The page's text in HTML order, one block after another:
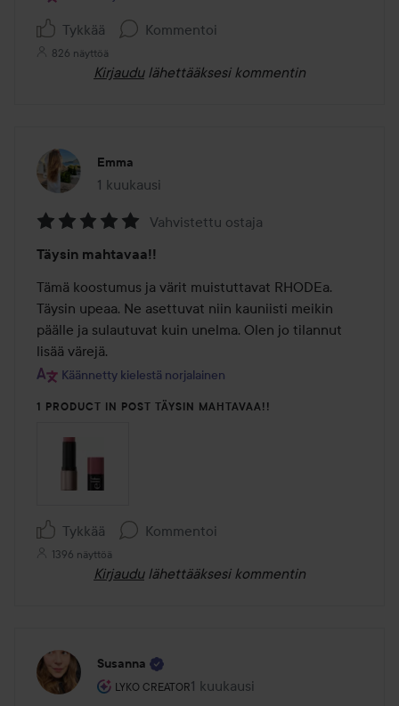
Tykkää Kommentoi
826 näyttöä
Kirjaudu lähettääksesi kommentin
Emma
1 kuukausi
Viesti luotiin 1 kuukausi
5
/
5
Vahvistettu ostaja
Täysin mahtavaa!!
Tämä koostumus ja värit muistuttavat RHODEa.
Täysin upeaa. Ne asettuvat niin kauniisti meikin
päälle ja sulautuvat kuin unelma. Olen jo tilannut
lisää värejä.
Käännetty kielestä norjalainen
1 PRODUCT IN POST TÄYSIN MAHTAVAA!!
Tykkää Kommentoi
1396 näyttöä
Kirjaudu lähettääksesi kommentin
Susanna
LYKO CREATOR
Käyttäjän rooli: Lyko Creator.
1 kuukausi
Viesti luotiin 1 kuukausi